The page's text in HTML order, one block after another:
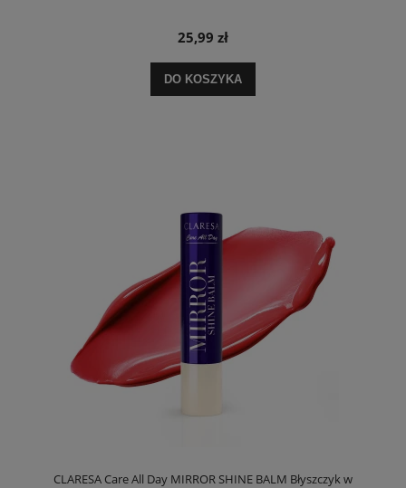
25,99 zł
DO KOSZYKA
CLARESA Care All Day MIRROR SHINE BALM Błyszczyk w